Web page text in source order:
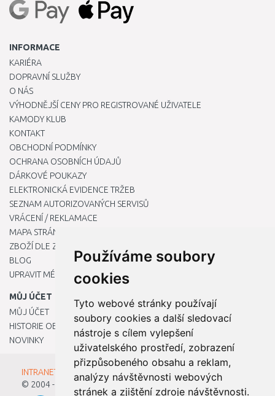
Používáme soubory
cookies
Tyto webové stránky používají
soubory cookies a další sledovací
nástroje s cílem vylepšení
uživatelského prostředí, zobrazení
přizpůsobeného obsahu a reklam,
analýzy návštěvnosti webových
stránek a zjištění zdroje návštěvnosti.
INFORMACE
KARIÉRA
DOPRAVNÍ SLUŽBY
O NÁS
VÝHODNĚJŠÍ CENY PRO REGISTROVANÉ UŽIVATELE
KAMODY KLUB
KONTAKT
OBCHODNÍ PODMÍNKY
OCHRANA OSOBNÍCH ÚDAJŮ
DÁRKOVÉ POUKAZY
ELEKTRONICKÁ EVIDENCE TRŽEB
SEZNAM AUTORIZOVANÝCH SERVISŮ
VRÁCENÍ / REKLAMACE
MAPA STRÁNKY
ZBOŽÍ DLE ZNAČEK
BLOG
UPRAVIT MÉ PŘEDVOLBY COOKIES
MŮJ ÚČET
MŮJ ÚČET
HISTORIE OBJEDNÁVEK
NOVINKY
INTRANET - Přihlášení pro zaměstnance
© 2004 - 2026
Kamody s.r.o.